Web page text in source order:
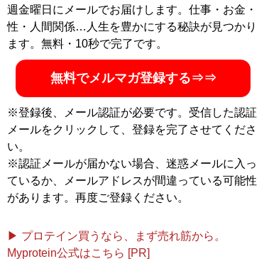
週金曜日にメールでお届けします。仕事・お金・
性・人間関係…人生を豊かにする秘訣が見つかり
ます。無料・10秒で完了です。
無料でメルマガ登録する⇒⇒
※登録後、メール認証が必要です。受信した認証
メールをクリックして、登録を完了させてくださ
い。
※認証メールが届かない場合、迷惑メールに入っ
ているか、メールアドレスが間違っている可能性
があります。再度ご登録ください。
▶ プロテイン買うなら、まず売れ筋から。
Myprotein公式はこちら [PR]